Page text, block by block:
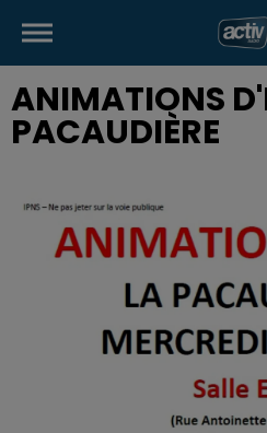
ANIMATIONS
PACAUDIÈRE